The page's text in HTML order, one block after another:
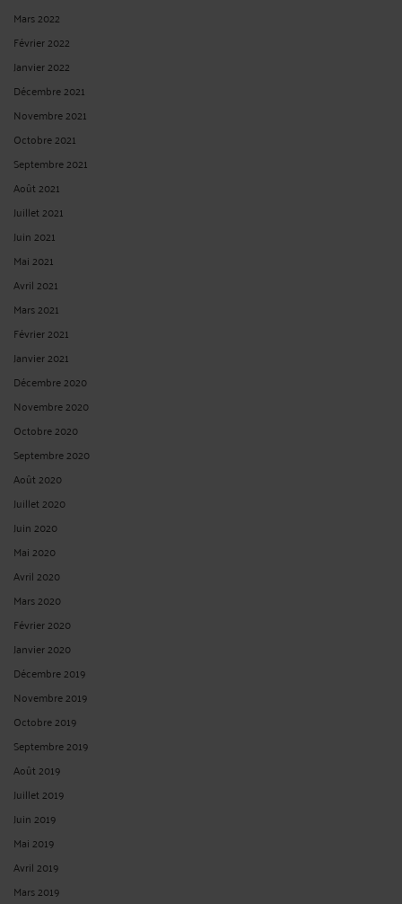
Mars 2022
Février 2022
Janvier 2022
Décembre 2021
Novembre 2021
Octobre 2021
Septembre 2021
Août 2021
Juillet 2021
Juin 2021
Mai 2021
Avril 2021
Mars 2021
Février 2021
Janvier 2021
Décembre 2020
Novembre 2020
Octobre 2020
Septembre 2020
Août 2020
Juillet 2020
Juin 2020
Mai 2020
Avril 2020
Mars 2020
Février 2020
Janvier 2020
Décembre 2019
Novembre 2019
Octobre 2019
Septembre 2019
Août 2019
Juillet 2019
Juin 2019
Mai 2019
Avril 2019
Mars 2019